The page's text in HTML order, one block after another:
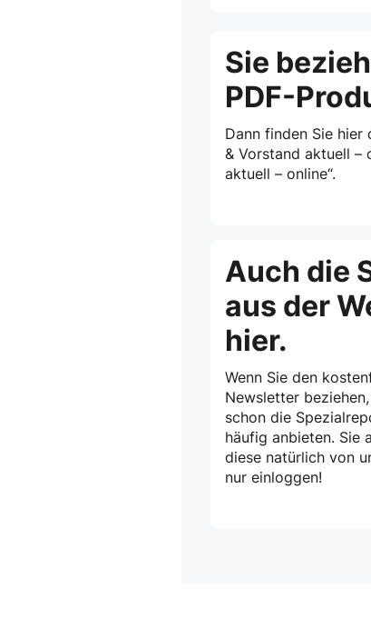
Sie
PDF-
Dann finden Sie hier
& Vorstand aktuell –
aktuell – online“.
Auch die
aus der
hier.
Wenn Sie den
Newsletter
schon die
häufig anbieten. Sie
diese natürlich von
nur einloggen!